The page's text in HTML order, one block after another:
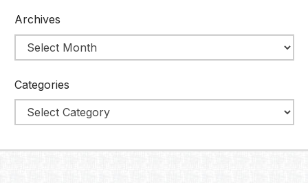
Archives
Categories